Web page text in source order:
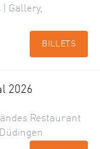
| Gallery,
BILLETS
2026
Restaurant